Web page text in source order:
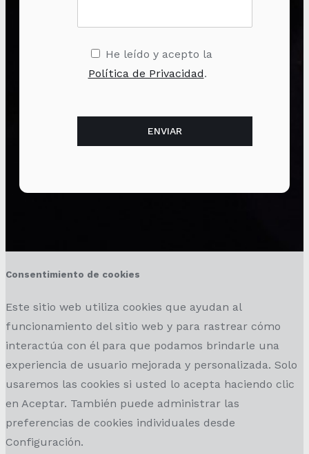
He leído y acepto la
Política de Privacidad.
Consentimiento de cookies
Este sitio web utiliza cookies que ayudan al
funcionamiento del sitio web y para rastrear cómo
interactúa con él para que podamos brindarle una
experiencia de usuario mejorada y personalizada. Solo
usaremos las cookies si usted lo acepta haciendo clic
en Aceptar. También puede administrar las
preferencias de cookies individuales desde
Configuración.